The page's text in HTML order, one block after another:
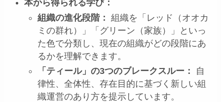
本から得られる学び：
組織の進化段階： 組織を「レッド（オオカ
ミの群れ）」「グリーン（家族）」といっ
た色で分類し、現在の組織がどの段階にあ
るかを理解できます。
「ティール」の3つのブレークスルー：
自
律性、全体性、存在目的に基づく新しい組
織運営のあり方を提示しています。